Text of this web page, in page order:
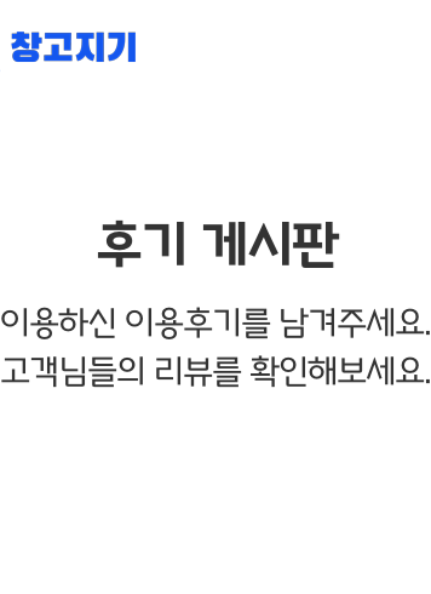
후기 게시판
이용하신 이용후기를 남겨주세요.
고객님들의 리뷰를 확인해보세요.